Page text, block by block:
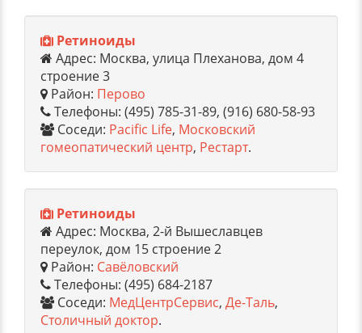
Ретиноиды
Адрес: Москва, улица Плеханова, дом 4
строение 3
Район: Перово
Телефоны: (495) 785-31-89, (916) 680-58-93
Соседи: Pacific Life, Московский
гомеопатический центр, Рестарт.
Ретиноиды
Адрес: Москва, 2-й Вышеславцев
переулок, дом 15 строение 2
Район: Савёловский
Телефоны: (495) 684-2187
Соседи: МедЦентрСервис, Де-Таль,
Столичный доктор.